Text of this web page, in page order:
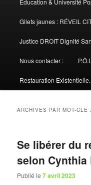
Gilets jaunes : RÉVEIL
Justice DROIT Dignité
Nous contacter :
Restauration Existentielle.
ARCHIVES PAR MOT-
Se libérer du
selon Cynthia
Publié le7 avril 2023